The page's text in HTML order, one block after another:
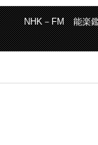
NHK－FM 能楽